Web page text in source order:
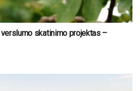
skatinimo projektas –